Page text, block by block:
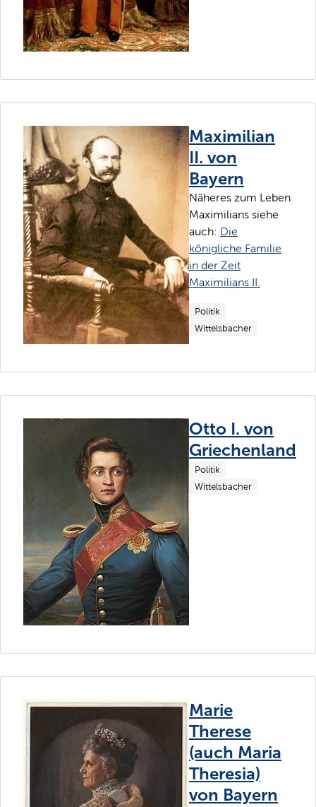
Maximilian
II. von
Bayern
Näheres zum Leben
Maximilians siehe
auch: Die
königliche Familie
in der Zeit
Maximilians II.
Politik
Wittelsbacher
Otto I. von
Griechenland
Politik
Wittelsbacher
Marie
Therese
(auch Maria
Theresia)
von Bayern